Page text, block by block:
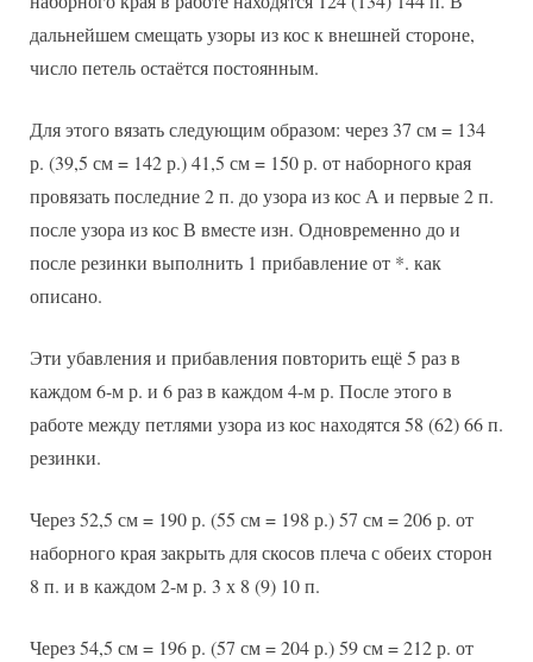
дальнейшем смещать узоры из кос к внешней стороне,
число петель остаётся постоянным.
Для этого вязать следующим образом: через 37 см = 134
р. (39,5 см = 142 р.) 41,5 см = 150 р. от наборного края
провязать последние 2 п. до узора из кос А и первые 2 п.
после узора из кос В вместе изн. Одновременно до и
после резинки выполнить 1 прибавление от *. как
описано.
Эти убавления и прибавления повторить ещё 5 раз в
каждом 6-м р. и 6 раз в каждом 4-м р. После этого в
работе между петлями узора из кос находятся 58 (62) 66 п.
резинки.
Через 52,5 см = 190 р. (55 см = 198 р.) 57 см = 206 р. от
наборного края закрыть для скосов плеча с обеих сторон
8 п. и в каждом 2-м р. 3 х 8 (9) 10 п.
Через 54,5 см = 196 р. (57 см = 204 р.) 59 см = 212 р. от